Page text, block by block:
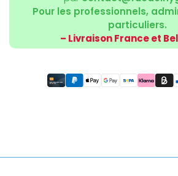
Pour les professionnels,
particuliers.
– Livraison France et